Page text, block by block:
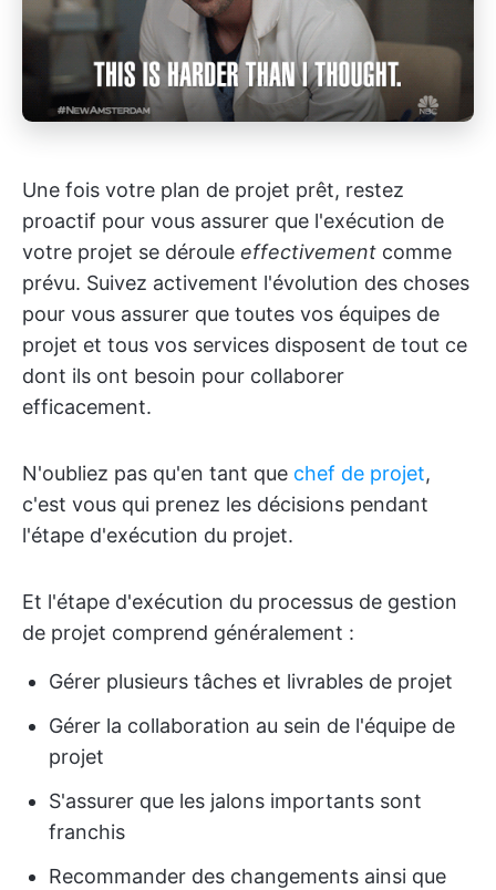
Une fois votre plan de projet prêt, restez
proactif pour vous assurer que l'exécution de
votre projet se déroule effectivement comme
prévu. Suivez activement l'évolution des choses
pour vous assurer que toutes vos équipes de
projet et tous vos services disposent de tout ce
dont ils ont besoin pour collaborer
efficacement.
N'oubliez pas qu'en tant que chef de projet,
c'est vous qui prenez les décisions pendant
l'étape d'exécution du projet.
Et l'étape d'exécution du processus de gestion
de projet comprend généralement :
Gérer plusieurs tâches et livrables de projet
Gérer la collaboration au sein de l'équipe de
projet
S'assurer que les jalons importants sont
franchis
Recommander des changements ainsi que